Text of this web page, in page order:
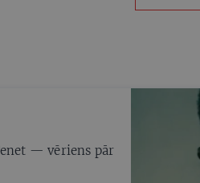
aktivitāte kopš 1997. gada.
— vēriens pār